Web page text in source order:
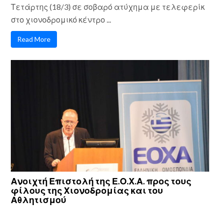
Τετάρτης (18/3) σε σοβαρό ατύχημα με τελεφερίκ
στο χιονοδρομικό κέντρο ...
Read More
Ανοιχτή Επιστολή της Ε.Ο.Χ.Α. προς τους
φίλους της Χιονοδρομίας και του
Αθλητισμού